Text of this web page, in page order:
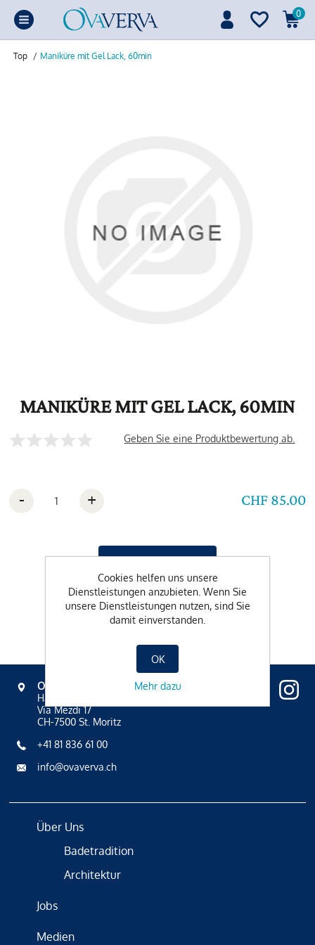
0
Top / Maniküre mit Gel Lack, 60min
MANIKÜRE MIT GEL LACK, 60MIN
Geben Sie eine Produktbewertung ab.
CHF 85.00
- +
OVAVERVA
Hallenbad, Spa & Sportzentrum
Via Mezdi 17
CH-7500 St. Moritz
+41 81 836 61 00
info@ovaverva.ch
Über Uns
Badetradition
Architektur
Jobs
Medien
Cookies helfen uns unsere
Dienstleistungen anzubieten. Wenn Sie
unsere Dienstleistungen nutzen, sind Sie
damit einverstanden.
OK
Mehr dazu